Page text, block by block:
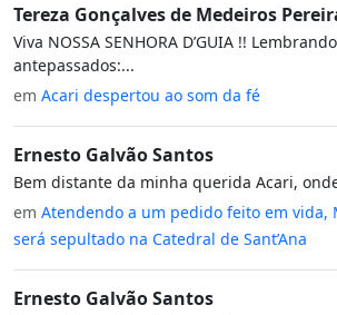
Tereza Gonçalves de Medeiros
Viva NOSSA SENHORA D’GUIA !!
antepassados:...
em Acari despertou ao som da fé
Ernesto Galvão Santos
Bem distante da minha querida Acari,
em Atendendo a um pedido feito em vida,
será sepultado na Catedral de Sant’Ana
Ernesto Galvão Santos